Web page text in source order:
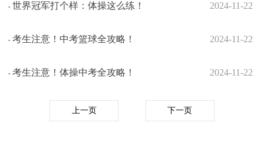
· 世界冠军打个样：体操这么练！ 2024-11-22
· 考生注意！中考篮球全攻略！ 2024-11-22
· 考生注意！体操中考全攻略！ 2024-11-22
上一页 下一页